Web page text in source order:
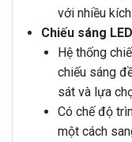
với nhiều
Chiếu sáng
Hệ thống
chiếu sáng
sát và lựa
Có chế độ
một cách